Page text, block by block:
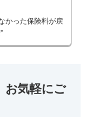
かった保険料が戻
お気軽にご